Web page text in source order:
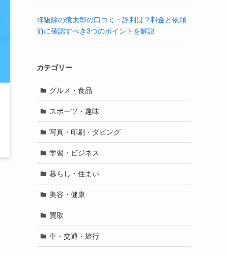
蜂駆除の猿太郎の口コミ・評判は？料金と依頼
前に確認すべき3つのポイントを解説
カテゴリー
グルメ・食品
スポーツ・趣味
写真・印刷・ダビング
学習・ビジネス
暮らし・住まい
美容・健康
買取
車・交通・旅行